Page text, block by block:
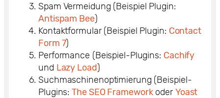
Spam Vermeidung (Beispiel Plugin:
Antispam Bee)
Kontaktformular (Beispiel Plugin: Contact
Form 7)
Performance (Beispiel-Plugins: Cachify
und Lazy Load)
Suchmaschinenoptimierung (Beispiel-
Plugins:The SEO Frameworkoder Yoast